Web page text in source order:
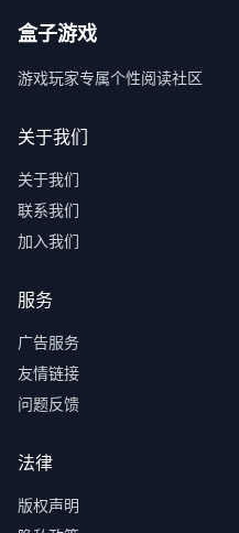
盒子游戏
游戏玩家专属个性阅读社区
关于我们
关于我们
联系我们
加入我们
服务
广告服务
友情链接
问题反馈
法律
版权声明